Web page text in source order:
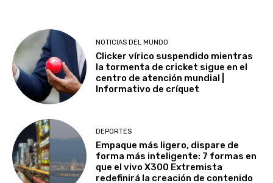
NOTICIAS DEL MUNDO
Clicker vírico suspendido mientras
la tormenta de cricket sigue en el
centro de atención mundial |
Informativo de críquet
DEPORTES
Empaque más ligero, dispare de
forma más inteligente: 7 formas en
que el vivo X300 Extremista
redefinirá la creación de contenido